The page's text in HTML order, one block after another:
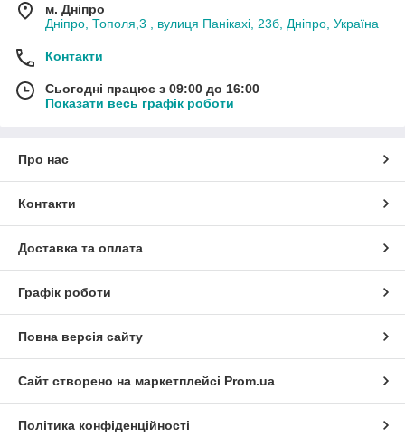
м. Дніпро
Дніпро, Тополя,3 , вулиця Панікахі, 23б, Дніпро, Україна
Контакти
Сьогодні працює з 09:00 до 16:00
Показати весь графік роботи
Про нас
Контакти
Доставка та оплата
Графік роботи
Повна версія сайту
Сайт створено на маркетплейсі Prom.ua
Політика конфіденційності